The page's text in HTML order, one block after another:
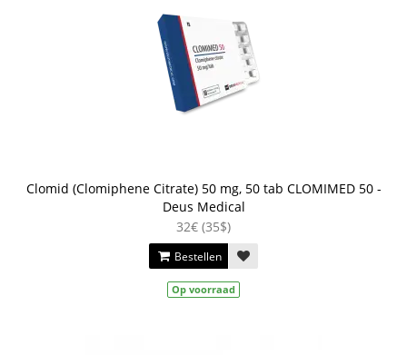
Clomid (Clomiphene Citrate) 50 mg, 50 tab CLOMIMED 50 -
Deus Medical
32€ (35$)
Bestellen
Op voorraad